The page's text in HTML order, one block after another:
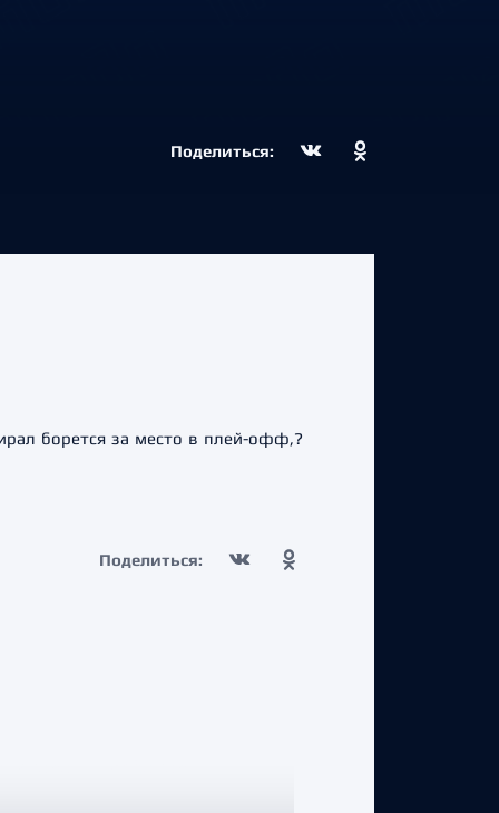
Поделиться:
борется за место в плей-офф,?
Поделиться: